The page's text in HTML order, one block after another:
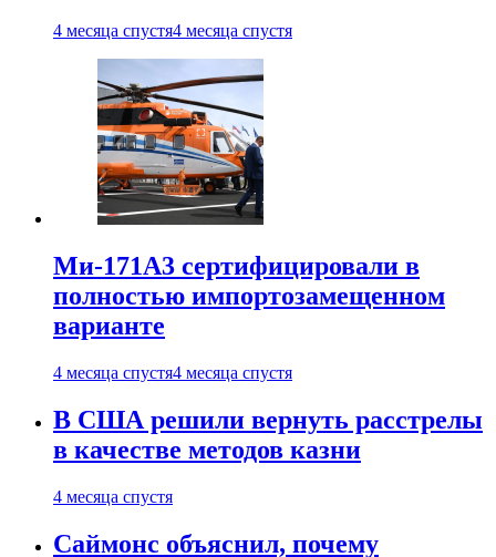
4 месяца спустя4 месяца спустя
Ми-171А3 сертифицировали в
полностью импортозамещенном
варианте
4 месяца спустя4 месяца спустя
В США решили вернуть расстрелы
в качестве методов казни
4 месяца спустя
Саймонс объяснил, почему